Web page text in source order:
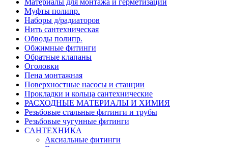
Муфты полипр.
Наборы д/радиаторов
Нить сантехническая
Обводы полипр.
Обжимные фитинги
Обратные клапаны
Оголовки
Пена монтажная
Поверхностные насосы и станции
Прокладки и кольца сантехнические
РАСХОДНЫЕ МАТЕРИАЛЫ И ХИМИЯ
Резьбовые стальные фитинги и трубы
Резьбовые чугунные фитинги
САНТЕХНИКА
Аксиальные фитинги